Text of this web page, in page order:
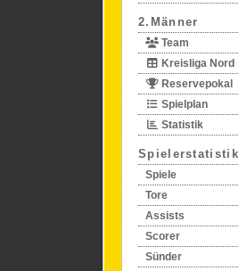
2.Männer
Team
Kreisliga Nord
Reservepokal
Spielplan
Statistik
Spielerstatistik
Spiele
Tore
Assists
Scorer
Sünder